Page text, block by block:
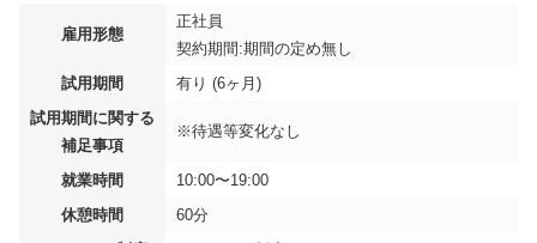
雇用形態
正社員
契約期間:期間の定め無し
試用期間
有り (6ヶ月)
試用期間に関する
補足事項
※待遇等変化なし
就業時間
10:00〜19:00
休憩時間
60分